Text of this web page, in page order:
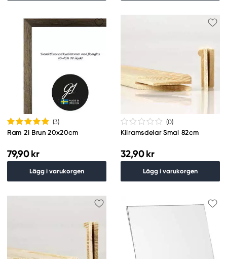
(3)
Ram 2i Brun 20x20cm
79,90 kr
Lägg i varukorgen
(0)
Kilramsdelar Smal 82cm
32,90 kr
Lägg i varukorgen